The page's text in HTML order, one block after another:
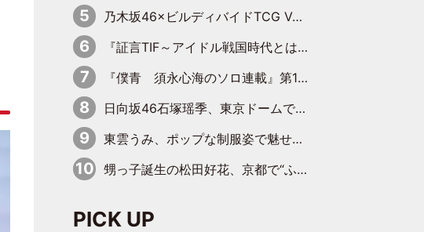
乃木坂46×ビルディバイドTCG Vol.2公開 賀喜遥香＆田村真佑が『京まふ』ステージに登壇
『証言TIF～アイドル戦国時代とはなんだったのか～』第11回：私立恵比寿中学・真山りか×安本彩花「TIFで10年ぶりのキョンシーメイクをしたら、場を完全に引かせてしまって。時代が変わったんだなって」
『僕青 須永心海のソロ連載』第18回：「バーゲンセールハンターみうな inしまむら」編
日向坂46石塚瑶季、東京ドームで“観戦バレ”！ ナイツ・塙も認めた「巨人に詳しすぎるアイドル」は元VENUSスクール生で杉内コーチ推し⁉
東雲うみ、ポップな制服姿で魅せる“東雲グリーン”の正体
甥っ子誕生の松田好花、京都で“ふたつの家族”をはしご！ “母”黒谷友香に見送られ、“父”松岡昌宏とはハシゴ酒
PICK UP